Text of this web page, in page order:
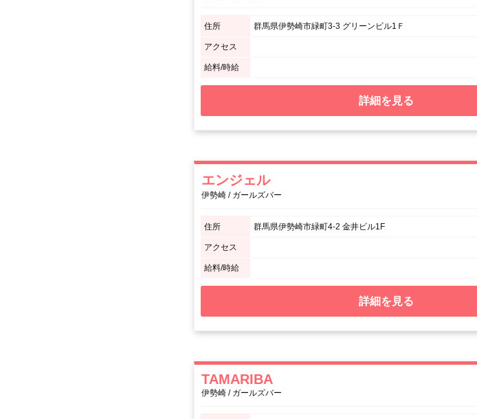
住所 群馬県伊勢崎市緑町3-3 グリーンビル1Ｆ
アクセス
給料/時給
詳細を見る
エンジェル
伊勢崎 / ガールズバー
住所 群馬県伊勢崎市緑町4-2 金井ビル1F
アクセス
給料/時給
詳細を見る
TAMARIBA
伊勢崎 / ガールズバー